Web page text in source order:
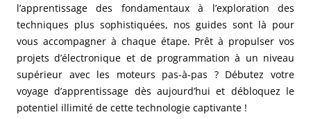
l’apprentissage des fondamentaux à l’exploration des
techniques plus sophistiquées, nos guides sont là pour
vous accompagner à chaque étape. Prêt à propulser vos
projets d’électronique et de programmation à un niveau
supérieur avec les moteurs pas-à-pas ? Débutez votre
voyage d’apprentissage dès aujourd’hui et débloquez le
potentiel illimité de cette technologie captivante !